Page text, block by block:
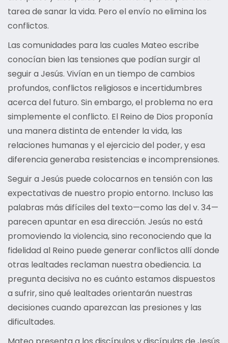
tarea de sanar la vida. Pero el envío no elimina los
conflictos.
Las comunidades para las cuales Mateo escribe
conocían bien las tensiones que podían surgir al
seguir a Jesús. Vivían en un tiempo de cambios
profundos, conflictos religiosos e incertidumbres
acerca del futuro. Sin embargo, el problema no era
simplemente el conflicto. El Reino de Dios proponía
una manera distinta de entender la vida, las
relaciones humanas y el ejercicio del poder, y esa
diferencia generaba resistencias e incomprensiones.
Seguir a Jesús puede colocarnos en tensión con las
expectativas de nuestro propio entorno. Incluso las
palabras más difíciles del texto—como las del v. 34—
parecen apuntar en esa dirección. Jesús no está
promoviendo la violencia, sino reconociendo que la
fidelidad al Reino puede generar conflictos allí donde
otras lealtades reclaman nuestra obediencia. La
pregunta decisiva no es cuánto estamos dispuestos
a sufrir, sino qué lealtades orientarán nuestras
decisiones cuando aparezcan las presiones y las
dificultades.